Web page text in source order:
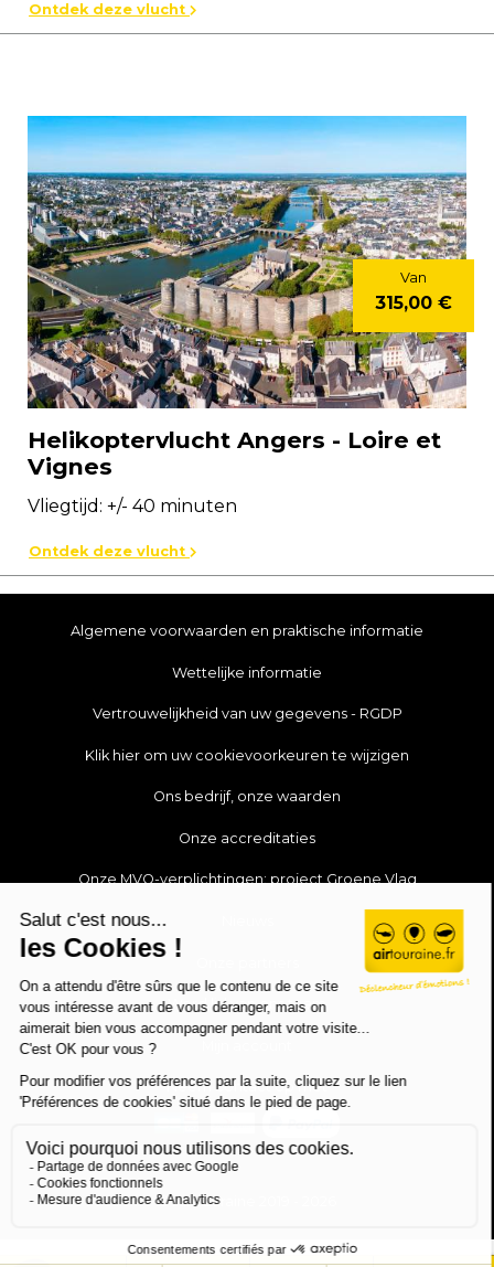
Ontdek deze vlucht
Helikoptervlucht Angers - Loire et
Vignes
Vliegtijd: +/- 40 minuten
Van
315,00 €
Ontdek deze vlucht
Algemene voorwaarden en praktische informatie
Wettelijke informatie
Vertrouwelijkheid van uw gegevens - RGDP
Klik hier om uw cookievoorkeuren te wijzigen
Ons bedrijf, onze waarden
Onze accreditaties
Onze MVO-verplichtingen: project Groene Vlag
Word lid van ons team
Neem contact op met
© Air Touraine 2019 - 2026